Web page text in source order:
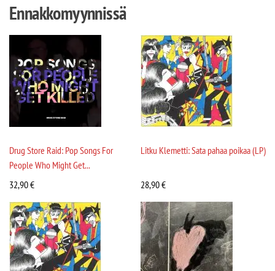
Ennakkomyynnissä
Drug Store Raid: Pop Songs For
People Who Might Get...
32,90€
Litku Klemetti: Sata pahaa poikaa (LP)
28,90€